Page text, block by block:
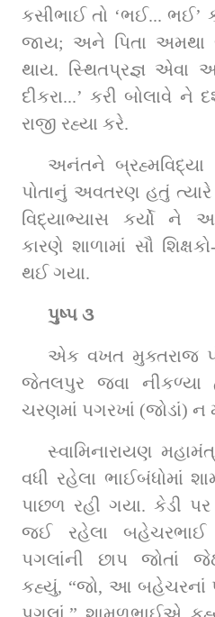
કસીભાઈ તો ‘ભઈ... ભઈ’
જાય; અને પિતા અમથા
થાય. સ્થિતપ્રજ્ઞ એવા
દીકરા...’ કરી બોલાવે ને
રાજી રહ્યા કરે.
અનંતને બ્રહ્મવિદ્યા
પોતાનું અવતરણ હતું ત્યારે
વિદ્યાભ્યાસ કર્યો ને
કારણે શાળામાં સૌ
થઈ ગયા.
પુષ્પ ૩
એક વખત મુક્તરાજ
જેતલપુર જવા નીકળ્યા
ચરણમાં પગરખાં (જોડાં) ન
સ્વામિનારાયણ
વધી રહેલા ભાઈબંધોમાં
પાછળ રહી ગયા. કેડી
જઈ રહેલા બહેચરભાઈ
પગલાંની છાપ જોતાં
કહ્યું, “જો, આ